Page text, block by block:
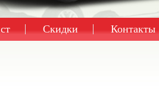
Скидки Контакты